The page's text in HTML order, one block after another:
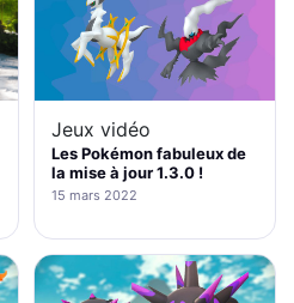
Jeux vidéo
Les Pokémon fabuleux de
la mise à jour 1.3.0 !
15 mars 2022